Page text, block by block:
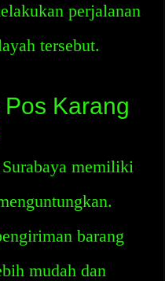
perjalanan
tersebut.
Karang
memiliki
barang
mudah dan